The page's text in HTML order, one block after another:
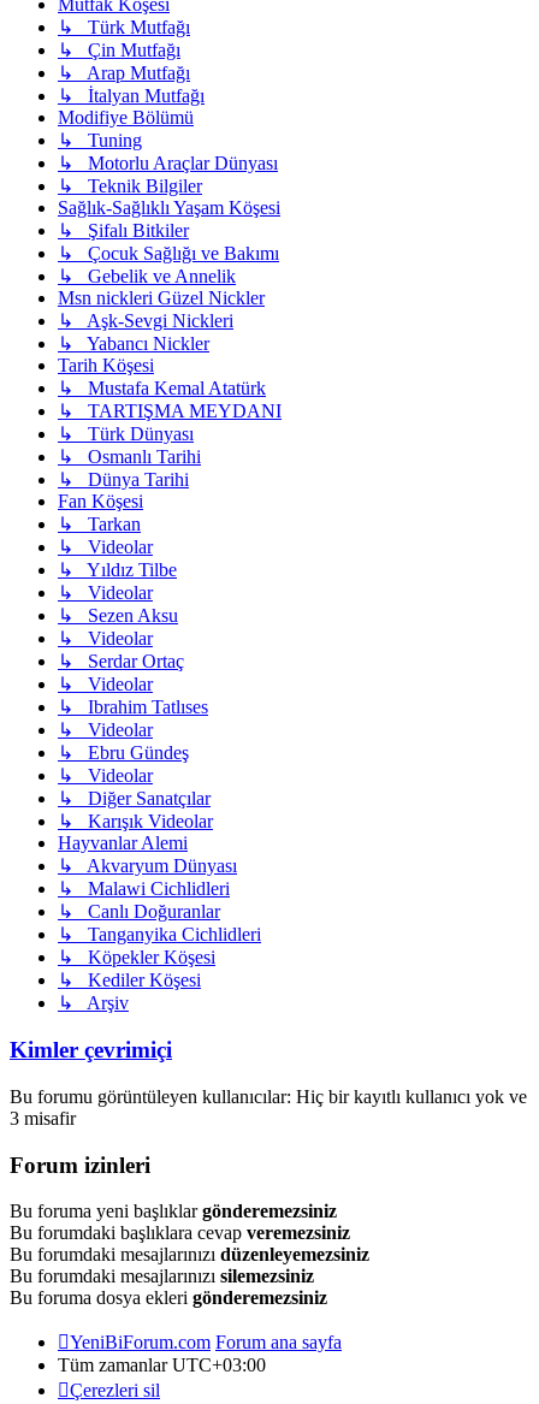
Mutfak Köşesi
↳ Türk Mutfağı
↳ Çin Mutfağı
↳ Arap Mutfağı
↳ İtalyan Mutfağı
Modifiye Bölümü
↳ Tuning
↳ Motorlu Araçlar Dünyası
↳ Teknik Bilgiler
Sağlık-Sağlıklı Yaşam Köşesi
↳ Şifalı Bitkiler
↳ Çocuk Sağlığı ve Bakımı
↳ Gebelik ve Annelik
Msn nickleri Güzel Nickler
↳ Aşk-Sevgi Nickleri
↳ Yabancı Nickler
Tarih Köşesi
↳ Mustafa Kemal Atatürk
↳ TARTIŞMA MEYDANI
↳ Türk Dünyası
↳ Osmanlı Tarihi
↳ Dünya Tarihi
Fan Köşesi
↳ Tarkan
↳ Videolar
↳ Yıldız Tilbe
↳ Videolar
↳ Sezen Aksu
↳ Videolar
↳ Serdar Ortaç
↳ Videolar
↳ Ibrahim Tatlıses
↳ Videolar
↳ Ebru Gündeş
↳ Videolar
↳ Diğer Sanatçılar
↳ Karışık Videolar
Hayvanlar Alemi
↳ Akvaryum Dünyası
↳ Malawi Cichlidleri
↳ Canlı Doğuranlar
↳ Tanganyika Cichlidleri
↳ Köpekler Köşesi
↳ Kediler Köşesi
↳ Arşiv
Kimler çevrimiçi
Bu forumu görüntüleyen kullanıcılar: Hiç bir kayıtlı kullanıcı yok ve
3 misafir
Forum izinleri
Bu foruma yeni başlıklargönderemezsiniz
Bu forumdaki başlıklara cevap veremezsiniz
Bu forumdaki mesajlarınızı düzenleyemezsiniz
Bu forumdaki mesajlarınızı silemezsiniz
Bu foruma dosya ekleri gönderemezsiniz
YeniBiForum.com Forum ana sayfa
Tüm zamanlarUTC+03:00
Çerezleri sil